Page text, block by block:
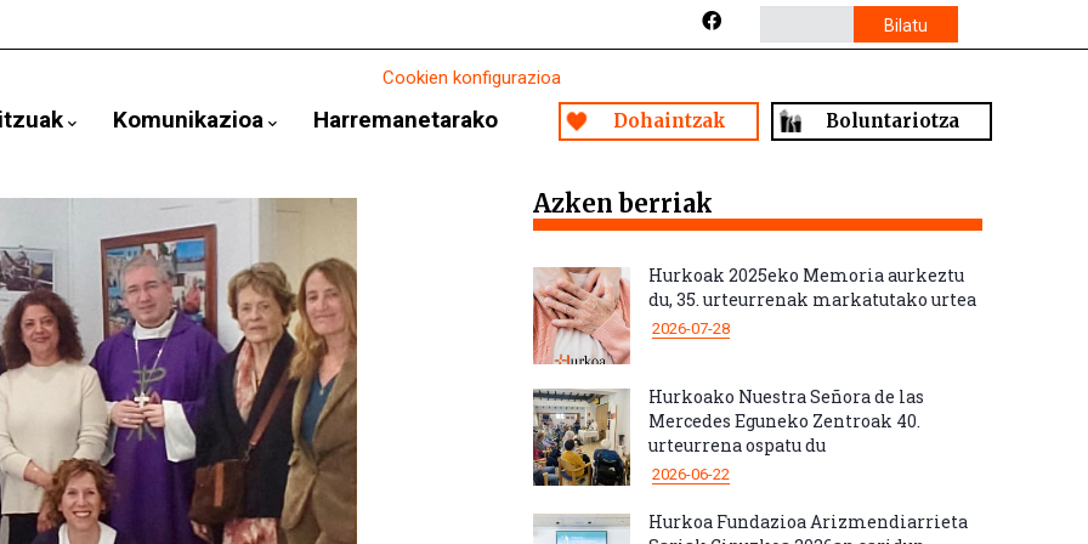
Komunikazioa Harremanetarako Dohaintzak Boluntariotza
Azken berriak
Hurkoak 2025eko Memoria aurkeztu
du, 35. urteurrenak markatutako urtea
2026-07-28
Hurkoako Nuestra Señora de las
Mercedes Eguneko Zentroak 40.
urteurrena ospatu du
2026-06-22
Hurkoa Fundazioa Arizmendiarrieta
Cookien konfigurazioa